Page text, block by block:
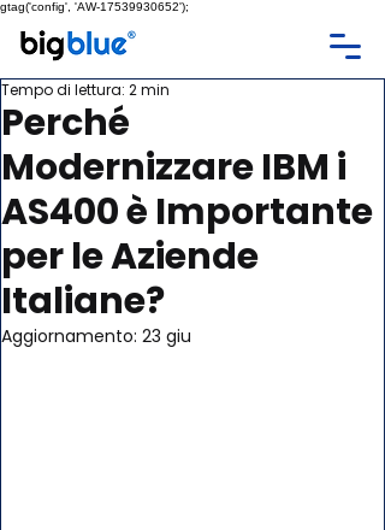
gtag('config', 'AW-17539930652');
Perché
Modernizzare IBM i
AS400 è Importante
per le Aziende
Italiane?
Tempo di lettura: 2 min
Aggiornamento: 23 giu